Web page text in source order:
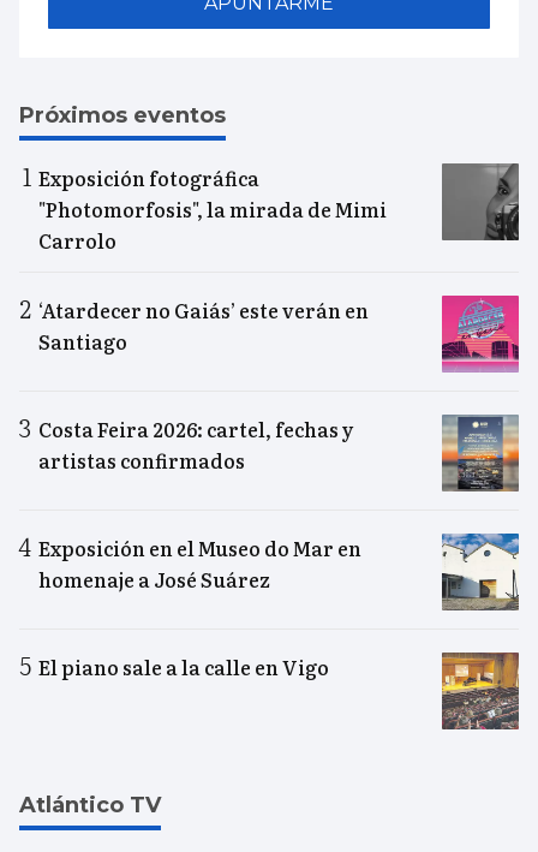
Próximos eventos
Exposición fotográfica
"Photomorfosis", la mirada de Mimi
Carrolo
‘Atardecer no Gaiás’ este verán en
Santiago
Costa Feira 2026: cartel, fechas y
artistas confirmados
Exposición en el Museo do Mar en
homenaje a José Suárez
El piano sale a la calle en Vigo
Atlántico TV